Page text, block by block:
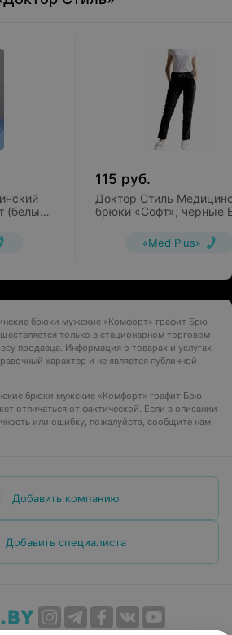
(белый)
115 руб.
Доктор Стиль
брюки «Софт», черные
«Med Plus»
брюки мужские «Комфорт» графит Брю
только в стационарном торговом
продавца. Информация о товарах и услугах
характер и не является публичной
брюки мужские «Комфорт» графит Брю
отличаться от фактической. Если в описании
или ошибку, пожалуйста, сообщите нам
Добавить компанию
Добавить специалиста